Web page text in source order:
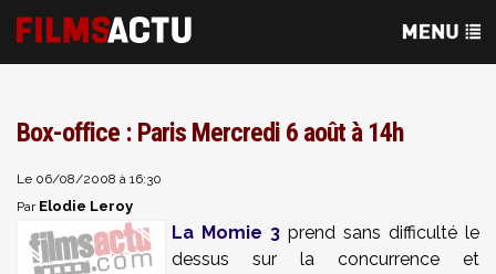
Box-office : Paris Mercredi 6 août à 14h
Le 06/08/2008 à 16:30
Par Elodie Leroy
La Momie 3 prend sans difficulté le
dessus sur la concurrence et